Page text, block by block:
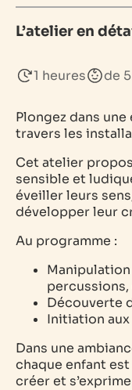
L’atelier en
1 heures de
Plongez dans
travers les
Cet atelier
sensible et
éveiller leurs
développer leur
Au programme :
Découverte
Initiation
Dans une
chaque enfant
créer et